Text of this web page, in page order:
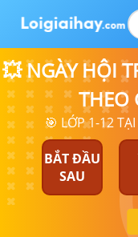
💥 NGÀY HỘI
THEO
🎯 LỚP 1-12
BẮT ĐẦU
SAU